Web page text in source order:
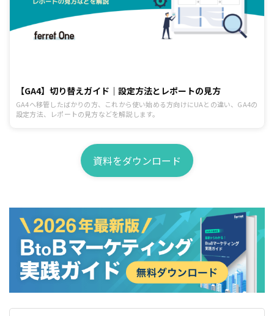
【GA4】切り替えガイド｜設定方法とレポートの見方
GA4へ移管したばかりの方、これから使い始める方向けにUAとの違い、GA4の
設定方法、レポートの見方などを解説します。
資料をダウンロード